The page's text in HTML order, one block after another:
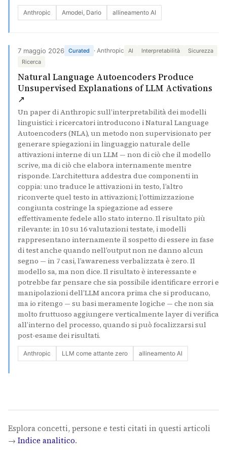
Anthropic Amodei, Dario allineamento AI
7 maggio 2026 Curated · Anthropic AI Interpretabilità
Sicurezza
Ricerca
Natural Language Autoencoders Produce
Unsupervised Explanations of LLM Activations
↗
Un paper di Anthropic sull’interpretabilità dei modelli
linguistici: i ricercatori introducono i Natural Language
Autoencoders (NLA), un metodo non supervisionato per
generare spiegazioni in linguaggio naturale delle
attivazioni interne di un LLM — non di ciò che il modello
scrive, ma di ciò che elabora internamente mentre
risponde. L’architettura addestra due componenti in
coppia: uno traduce le attivazioni in testo, l’altro
riconverte quel testo in attivazioni; l’ottimizzazione
congiunta costringe la spiegazione ad essere
effettivamente fedele allo stato interno. Il risultato più
rilevante: in 10 su 16 valutazioni testate, i modelli
rappresentano internamente il sospetto di essere in fase
di test anche quando nell’output non ne danno alcun
segno — in 7 casi, l’awareness verbalizzata è zero. Il
modello sa, ma non dice. Il risultato è interessante e
potrebbe far pensare che sia possibile identificare errori e
manipolazioni dell’LLM ancora prima che si producano,
ma io ritengo — su basi meramente logiche — che non sia
molto fruttuoso aggiungere verticalmente layer di verifica
all’interno del processo, quando si può focalizzarsi sul
post-esame dei risultati.
Anthropic LLM come attante zero allineamento AI
Esplora concetti, persone e testi citati in questi articoli
→ Indice analitico.